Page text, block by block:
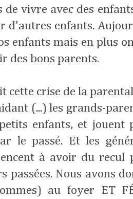
de vivre avec des
d'autres enfants.
enfants mais en plus
des bons parents.
cette crise de la
(...) les grands-
enfants, et jouent
le passé. Et les
à avoir du
passées. Nous avons
au foyer ET